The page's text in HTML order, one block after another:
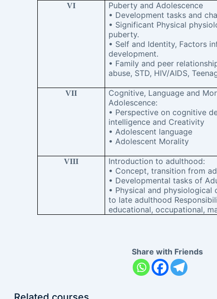
VI
Puberty and Adolescence
• Development tasks and
• Significant Physical
puberty.
• Self and Identity, Factors
development.
• Family and peer
abuse, STD, HIV/AIDS,
VII
Cognitive, Language and
Adolescence:
• Perspective on cognitive
intelligence and Creativity
• Adolescent language
• Adolescent Morality
VIII
Introduction to adulthood:
• Concept, transition from
• Developmental tasks of
• Physical and
to late adulthood
educational, occupational,
Share with Friends